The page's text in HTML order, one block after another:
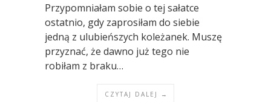
Przypomniałam sobie o tej sałatce
ostatnio, gdy zaprosiłam do siebie
jedną z ulubieńszych koleżanek. Muszę
przyznać, że dawno już tego nie
robiłam z braku…
CZYTAJ DALEJ →